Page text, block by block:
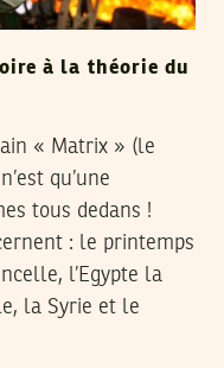
à la théorie du
« Matrix » (le
qu’une
tous dedans !
: le printemps
l’Egypte la
la Syrie et le